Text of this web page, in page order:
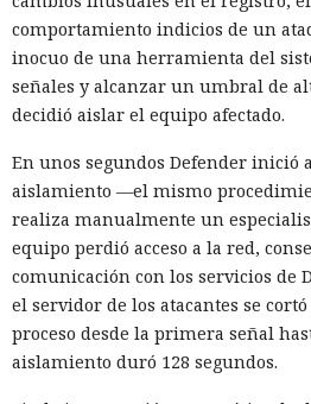
comportamiento indicios de un
inocuo de una herramienta del
señales y alcanzar un umbral de
decidió aislar el equipo afectado.
En unos segundos Defender inició
aislamiento —el mismo
realiza manualmente un
equipo perdió acceso a la red,
comunicación con los servicios de
el servidor de los atacantes se
proceso desde la primera señal
aislamiento duró 128 segundos.